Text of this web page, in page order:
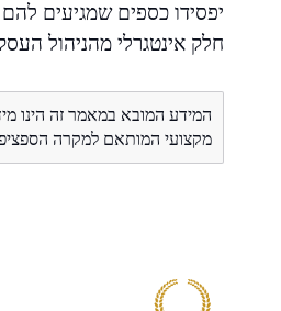
יפסידו כספים שמגיעים להם
חלק אינטגרלי מהניהול
המידע המובא במאמר זה הינו
מקצועי המותאם למקרה